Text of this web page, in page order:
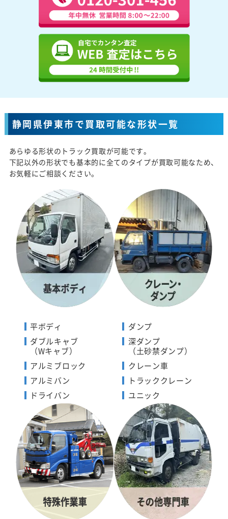
静岡県伊東市で買取可能な形状一覧
あらゆる形状のトラック買取が可能です。
下記以外の形状でも基本的に全てのタイプが買取可能なため、
お気軽にご相談ください。
平ボディ
ダブルキャブ
（Wキャブ）
アルミブロック
アルミバン
ドライバン
ダンプ
深ダンプ
（土砂禁ダンプ）
クレーン車
トラッククレーン
ユニック